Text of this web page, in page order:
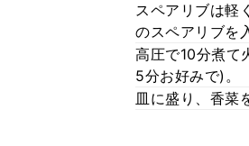
スペアリブは軽
のスペアリブを
高圧で10分煮て
5分お好みで)。
皿に盛り、香菜